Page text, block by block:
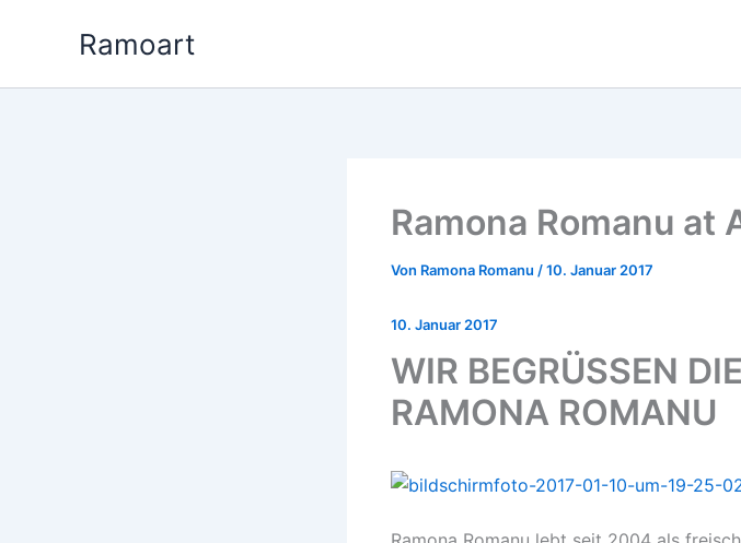
Ramoart
Ramona Romanu at
Von Ramona Romanu /10. Januar 2017
10. Januar 2017
WIR BEGRÜSSEN
RAMONA ROMANU